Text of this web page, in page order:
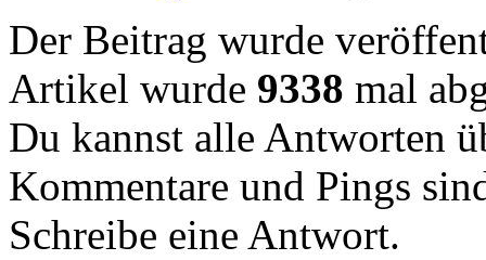
Der Beitrag wurde
Artikel wurde 9338 mal
Du kannst alle Antworten
Kommentare und Pings
Schreibe eine Antwort.